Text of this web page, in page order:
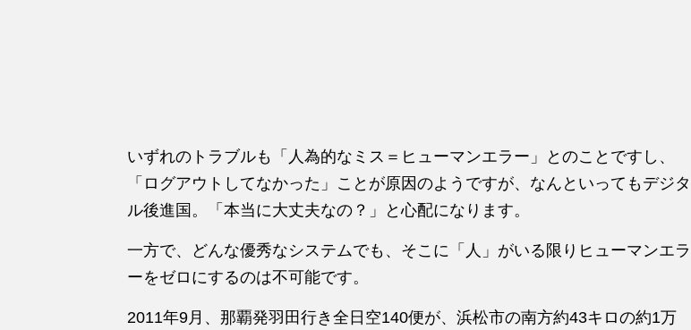
いずれの トラブルも「人為的なミス＝ヒューマンエラー」と のこと ですし、
「ログアウトしてなかった」こと が原因のようですが、なんといってもデジタ
ル後進国。「本当に大丈夫なの ？」と心配になります。
一方で、どんな優秀なシステムでも、そこに「人」 がいる限りヒュ ーマンエラ
ーをゼロにするのは不可能です。
2011年9月、那覇発羽田行き全日空140便が、浜松市の南方約43キロの約1万